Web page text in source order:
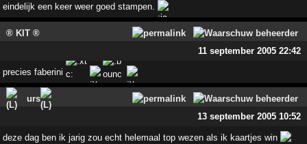
eindelijk een keer weer goed stampen.
® KIT ®
11 september 2005 22:42
precies faberini
urs
13 september 2005 10:52
deze dag ben ik jarig zou echt helemaal top wezen als ik kaartjes win